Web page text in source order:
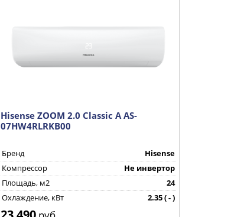
Hisense ZOOM 2.0 Classic A AS-
07HW4RLRKB00
Бренд
Hisense
Компрессор
Не инвертор
Площадь, м2
24
Охлаждение, кВт
2.35 ( - )
Страна производства